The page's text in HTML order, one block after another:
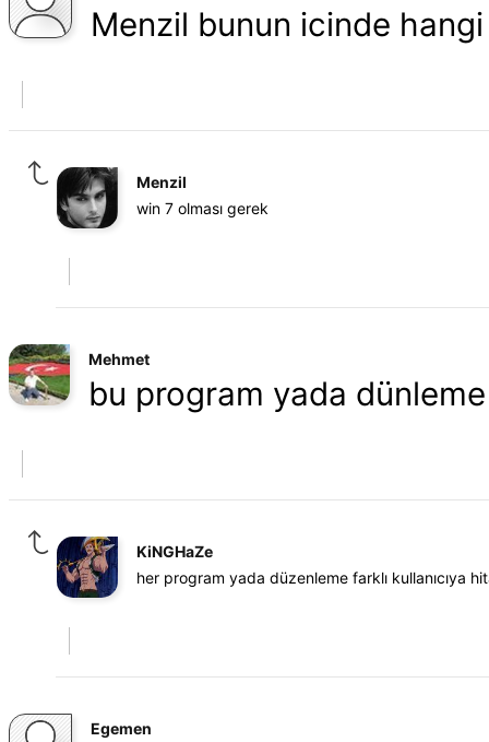
Menzil bunun icinde
Menzil
win 7 olması gerek
Mehmet
bu program yada
KiNGHaZe
her program yada düzenleme farklı kullanıcıya
Egemen